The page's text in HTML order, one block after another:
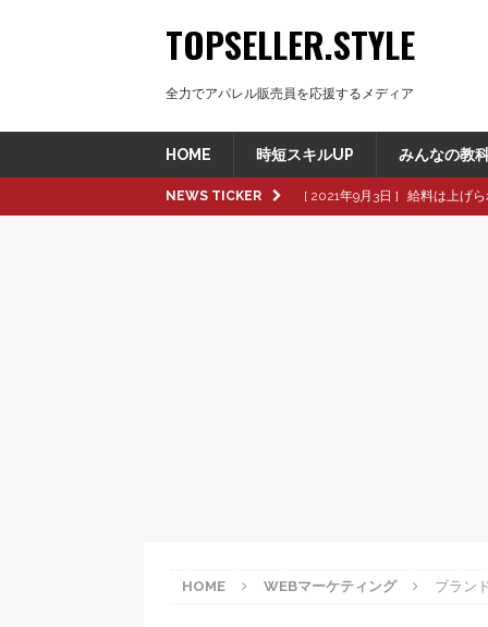
TOPSELLER.STYLE
全力でアパレル販売員を応援するメディア
HOME 時短スキルUP みんなの教
NEWS TICKER [ 2021年9月3日 ] 給料は上げ
HOME WEBマーケティング ブラン